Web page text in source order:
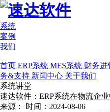
系统
案例
我们
首页 ERP系统 MES系统 财务进
务&支持 新闻中心 关于我们
系统讲堂
速达软件：ERP系统在物流企
来源： 时间：2024-08-06